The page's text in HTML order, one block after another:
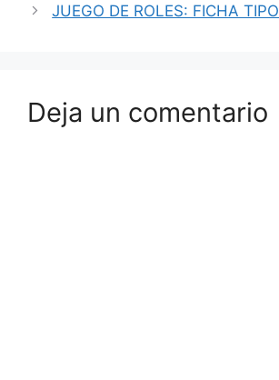
JUEGO DE ROLES: FICHA TIPO
Deja un comentario